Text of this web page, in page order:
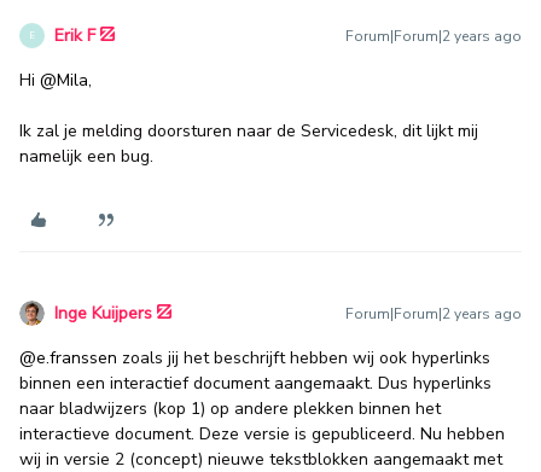
E Erik F Forum|Forum|2 years ago
Hi @Mila,
Ik zal je melding doorsturen naar de Servicedesk, dit lijkt mij
namelijk een bug.
Inge Kuijpers Forum|Forum|2 years ago
@e.franssen zoals jij het beschrijft hebben wij ook hyperlinks
binnen een interactief document aangemaakt. Dus hyperlinks
naar bladwijzers (kop 1) op andere plekken binnen het
interactieve document. Deze versie is gepubliceerd. Nu hebben
wij in versie 2 (concept) nieuwe tekstblokken aangemaakt met